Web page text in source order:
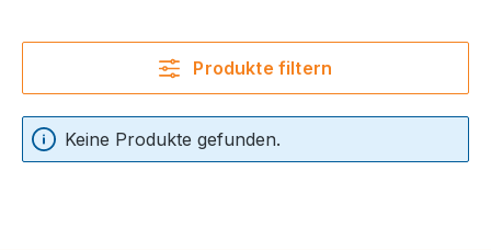
Produkte filtern
Keine Produkte gefunden.